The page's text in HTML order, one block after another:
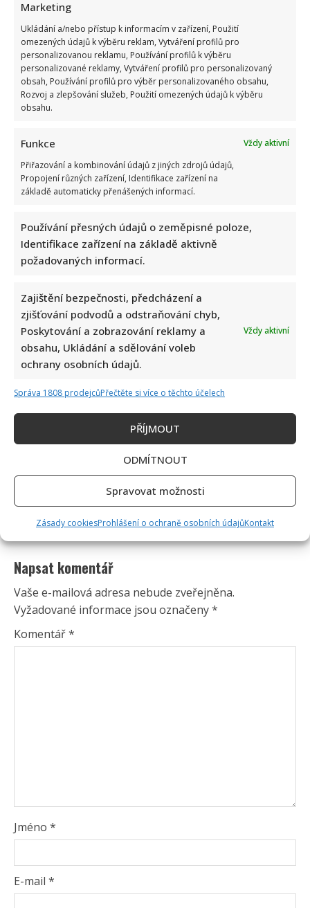
Marketing
Ukládání a/nebo přístup k informacím v zařízení, Použití
omezených údajů k výběru reklam, Vytváření profilů pro
personalizovanou reklamu, Používání profilů k výběru
personalizované reklamy, Vytváření profilů pro personalizovaný
obsah, Používání profilů pro výběr personalizovaného obsahu,
Rozvoj a zlepšování služeb, Použití omezených údajů k výběru
obsahu.
Funkce
Vždy aktivní
Přiřazování a kombinování údajů z jiných zdrojů údajů,
Propojení různých zařízení, Identifikace zařízení na
základě automaticky přenášených informací.
Používání přesných údajů o zeměpisné poloze,
Identifikace zařízení na základě aktivně
požadovaných informací.
Zajištění bezpečnosti, předcházení a
zjišťování podvodů a odstraňování chyb,
Poskytování a zobrazování reklamy a
obsahu, Ukládání a sdělování voleb
ochrany osobních údajů.
Vždy aktivní
Správa 1808 prodejcůPřečtěte si více o těchto účelech
PŘÍJMOUT
ODMÍTNOUT
Spravovat možnosti
Zásady cookiesProhlášení o ochraně osobních údajůKontakt
Napsat komentář
Vaše e-mailová adresa nebude zveřejněna.
Vyžadované informace jsou označeny*
Komentář*
Jméno *
E-mail *